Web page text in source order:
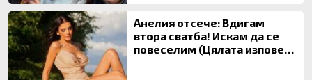
Анелия отсече: Вдигам
втора сватба! Искам да се
повеселим (Цялата изповед